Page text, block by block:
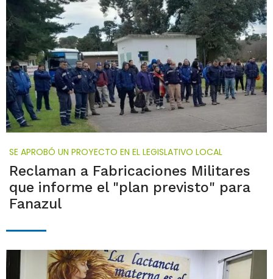
SE APROBÓ UN PROYECTO EN EL LEGISLATIVO LOCAL
Reclaman a Fabricaciones Militares
que informe el "plan previsto" para
Fanazul